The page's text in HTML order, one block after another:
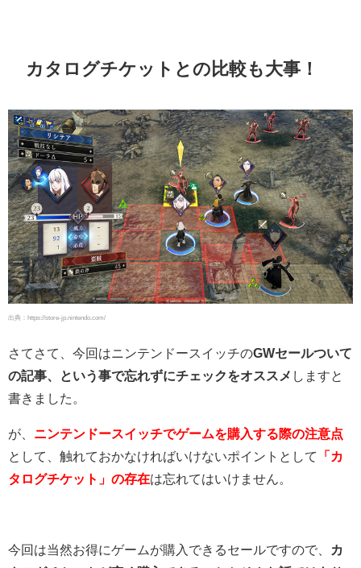
カタログチケットとの比較も大事！
出典：https://store-jp.nintendo.com/
さてさて、今回はニンテンドースイッチのGWセールついて
の記事、という事で忘れずにチェックをオススメ しますと
書きました。
が、
ニンテンドースイッチでゲームを購入する際の注意点
として、触れておかなければいけないポイントとして
「カ
タログチケット」の存在は忘れてはいけません。
今回は当然お得にゲームが購入できるセールですので、
カ